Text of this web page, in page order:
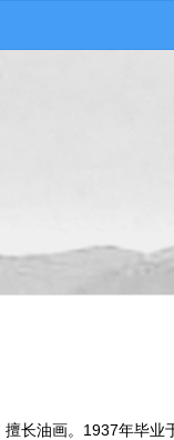
长油画。1937年毕业